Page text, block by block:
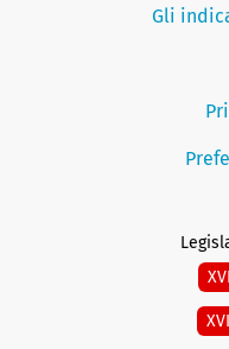
Gli